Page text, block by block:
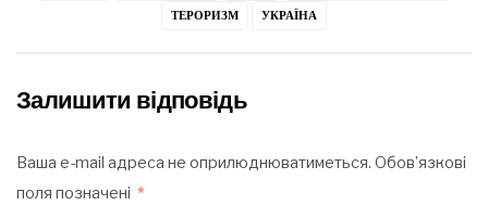
ТЕРОРИЗМ
УКРАЇНА
Залишити відповідь
Ваша e-mail адреса не оприлюднюватиметься. Обов’язкові
поля позначені *